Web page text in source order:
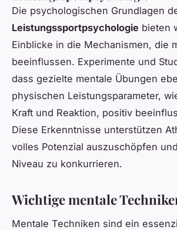
Die psychologischen Grundlagen
Leistungssportpsychologie bieten
Einblicke in die Mechanismen, die
beeinflussen. Experimente und
dass gezielte mentale Übungen
physischen Leistungsparameter,
Kraft und Reaktion, positiv
Diese Erkenntnisse unterstützen
volles Potenzial auszuschöpfen
Niveau zu konkurrieren.
Wichtige mentale
Mentale Techniken sind ein